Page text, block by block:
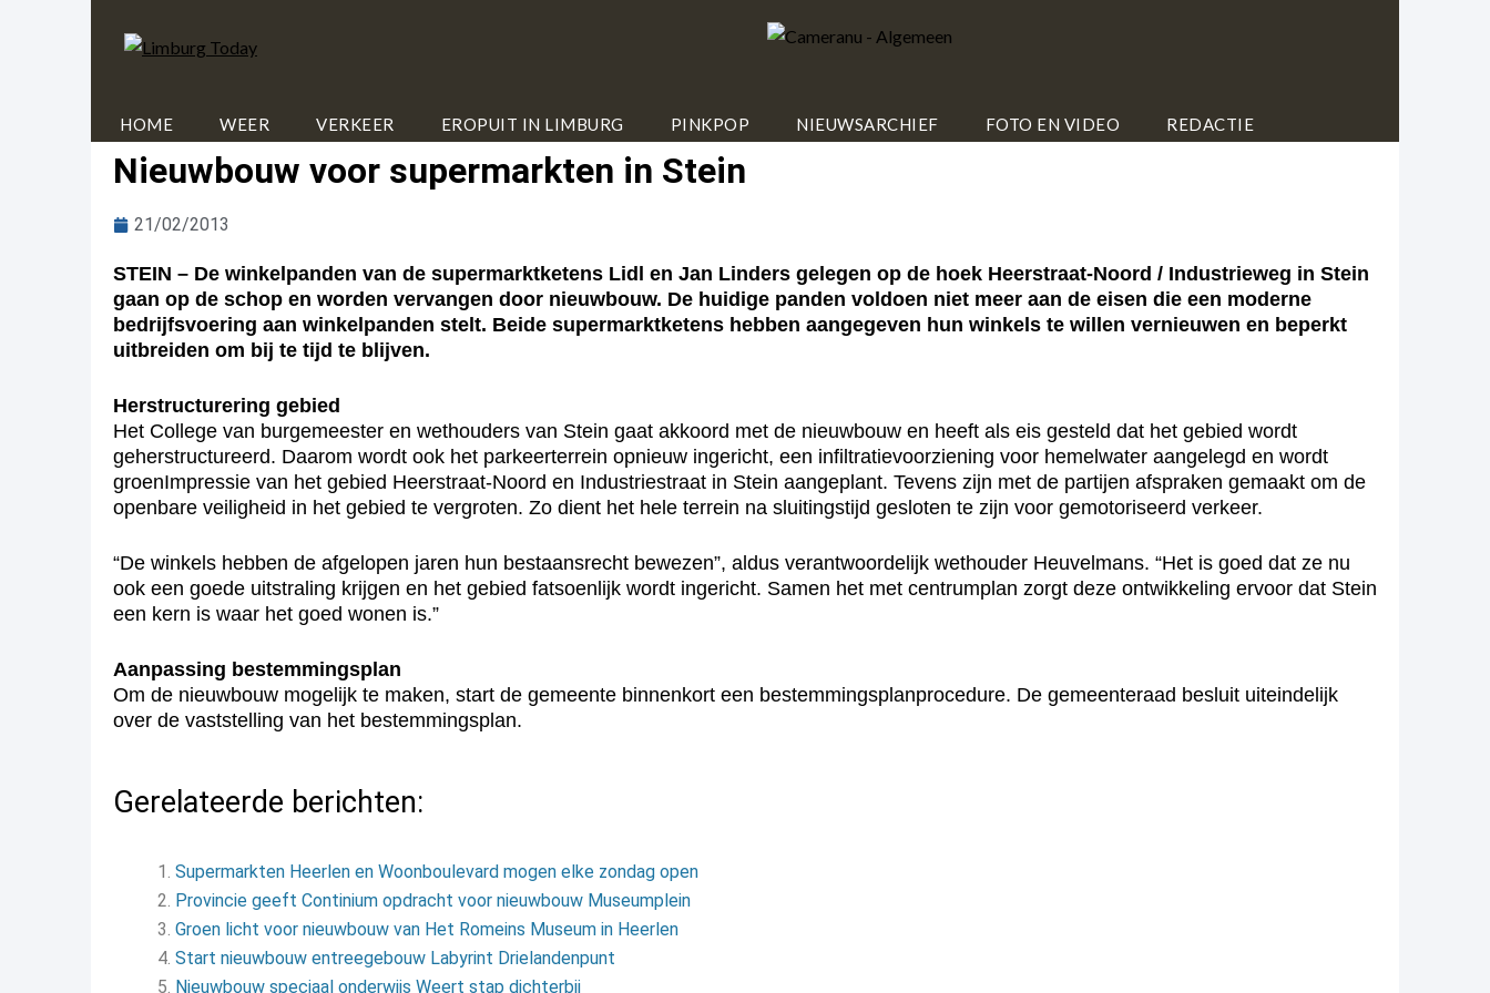
HOME WEER VERKEER EROPUIT IN LIMBURG PINKPOP NIEUWSARCHIEF FOTO EN VIDEO REDACTIE
Nieuwbouw voor supermarkten in Stein
21/02/2013
STEIN – De winkelpanden van de supermarktketens Lidl en Jan Linders gelegen op de hoek Heerstraat-Noord / Industrieweg in Stein
gaan op de schop en worden vervangen door nieuwbouw. De huidige panden voldoen niet meer aan de eisen die een moderne
bedrijfsvoering aan winkelpanden stelt. Beide supermarktketens hebben aangegeven hun winkels te willen vernieuwen en beperkt
uitbreiden om bij te tijd te blijven.
Herstructurering gebied
Het College van burgemeester en wethouders van Stein gaat akkoord met de nieuwbouw en heeft als eis gesteld dat het gebied wordt
geherstructureerd. Daarom wordt ook het parkeerterrein opnieuw ingericht, een infiltratievoorziening voor hemelwater aangelegd en wordt
groenImpressie van het gebied Heerstraat-Noord en Industriestraat in Stein aangeplant. Tevens zijn met de partijen afspraken gemaakt om de
openbare veiligheid in het gebied te vergroten. Zo dient het hele terrein na sluitingstijd gesloten te zijn voor gemotoriseerd verkeer.
“De winkels hebben de afgelopen jaren hun bestaansrecht bewezen”, aldus verantwoordelijk wethouder Heuvelmans. “Het is goed dat ze nu
ook een goede uitstraling krijgen en het gebied fatsoenlijk wordt ingericht. Samen het met centrumplan zorgt deze ontwikkeling ervoor dat Stein
een kern is waar het goed wonen is.”
Aanpassing bestemmingsplan
Om de nieuwbouw mogelijk te maken, start de gemeente binnenkort een bestemmingsplanprocedure. De gemeenteraad besluit uiteindelijk
over de vaststelling van het bestemmingsplan.
Gerelateerde berichten:
Supermarkten Heerlen en Woonboulevard mogen elke zondag open
Provincie geeft Continium opdracht voor nieuwbouw Museumplein
Groen licht voor nieuwbouw van Het Romeins Museum in Heerlen
Start nieuwbouw entreegebouw Labyrint Drielandenpunt
Nieuwbouw speciaal onderwijs Weert stap dichterbij